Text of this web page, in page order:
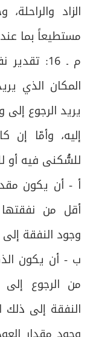
الزاد
مستطيعاً بما
م ـ 16:
المكان الذي
يريد الرجوع
إليه، وأمّا إن
للسُّكنى فيه أو
أ - أن يكون
أقل من
وجود النفقة إلى
ب - أن يكون
من الرجوع
النفقة إلى